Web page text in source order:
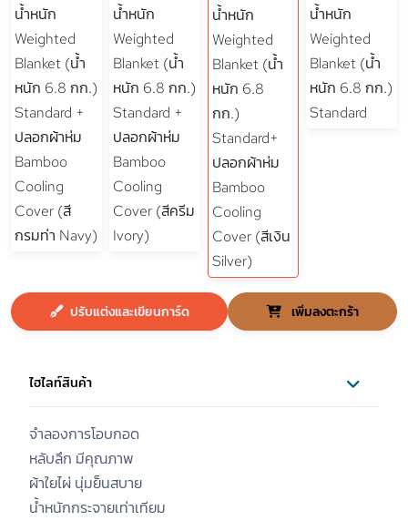
ปรับแต่งและเขียนการ์ด เพิ่มลงตะกร้า
ไฮไลท์สินค้า
จำลองการโอบกอด
หลับลึก มีคุณภาพ
ผ้าใยไผ่ นุ่มย็นสบาย
น้ำหนักกระจายเท่าเทียม